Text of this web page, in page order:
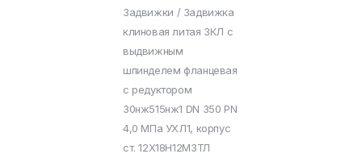
Задвижки / Задвижка
клиновая литая ЗКЛ с
выдвижным
шпинделем фланцевая
с редуктором
30нж515нж1 DN 350 PN
4,0 МПа УХЛ1, корпус
ст. 12Х18Н12М3ТЛ